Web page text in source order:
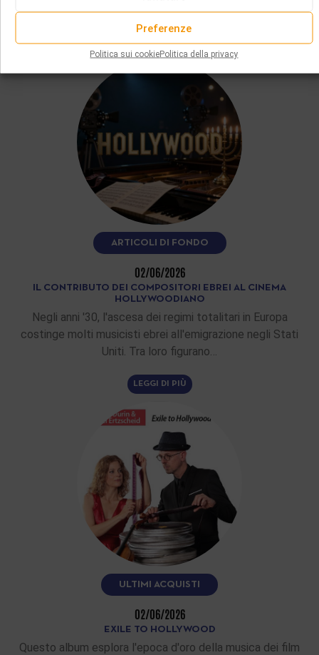
Preferenze
Politica sui cookiePolitica della privacy
quindicina di melodie yiddish e…
LEGGI DI PIÙ
ARTICOLI DI FONDO
02/06/2026
IL CONTRIBUTO DEI COMPOSITORI EBREI AL CINEMA
HOLLYWOODIANO
Negli anni '30, l'ascesa dei regimi totalitari in Europa
costinge molti musicisti ebrei all'emigrazione negli Stati
Uniti. Tra loro figurano…
LEGGI DI PIÙ
ULTIMI ACQUISTI
02/06/2026
EXILE TO HOLLYWOOD
Questo album esplora l'epoca d'oro della musica dei film